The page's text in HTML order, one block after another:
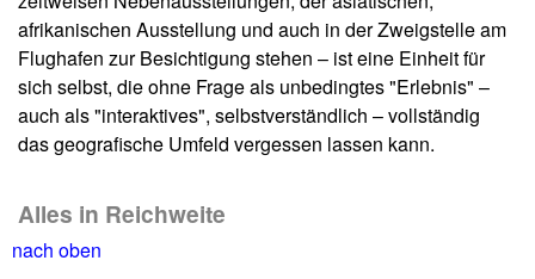
afrikanischen Ausstellung und auch in der Zweigstelle am
Flughafen zur Besichtigung stehen – ist eine Einheit für
sich selbst, die ohne Frage als unbedingtes "Erlebnis" –
auch als "interaktives", selbstverständlich – vollständig
das geografische Umfeld vergessen lassen kann.
Alles in Reichweite
nach oben